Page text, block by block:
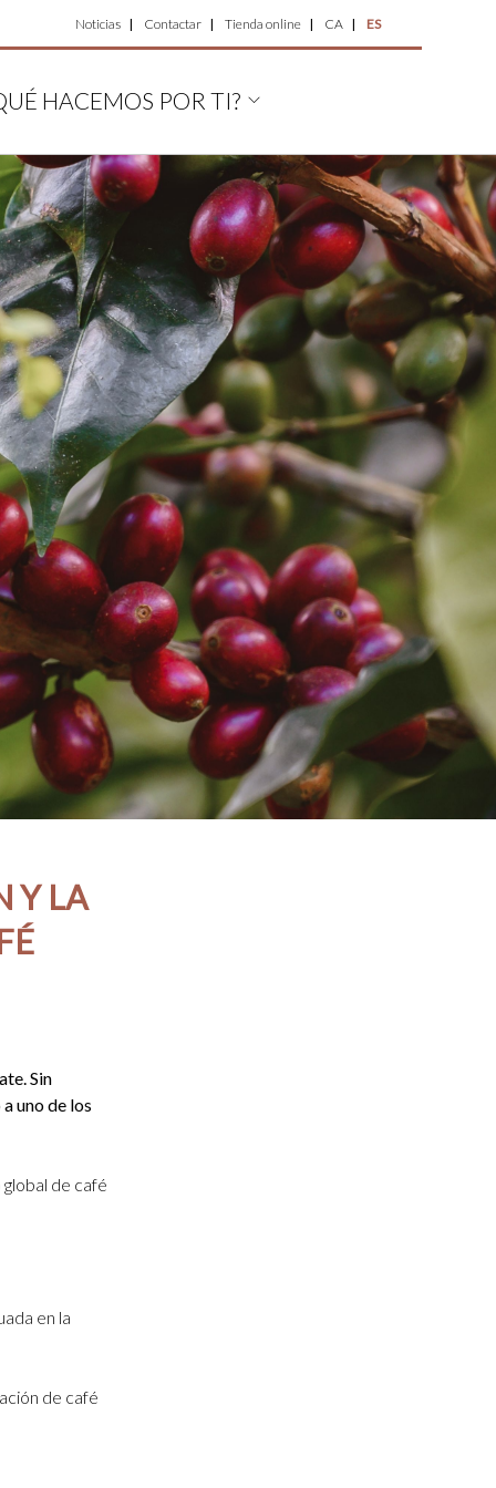
Top
Menu
Noticias Contactar Tienda online CA ES
HACEMOS POR TI?
Y LA
Sin
uno de los
de café
en la
de café